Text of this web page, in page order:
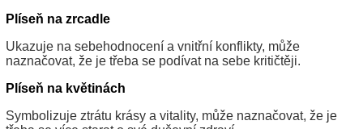
Plíseň na zrcadle
Ukazuje na sebehodnocení a vnitřní konflikty, může
naznačovat, že je třeba se podívat na sebe kritičtěji.
Plíseň na květinách
Symbolizuje ztrátu krásy a vitality, může naznačovat, že je